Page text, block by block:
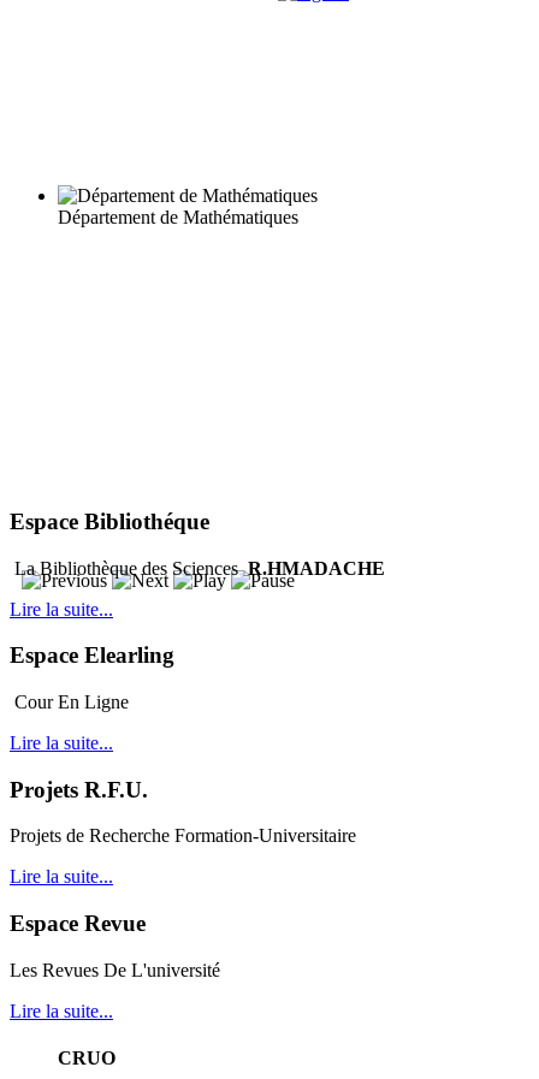
Département de Mathématiques
Espace Bibliothéque
La Bibliothèque des SciencesR.HMADACHE
Lire la suite...
Espace Elearling
Cour En Ligne
Lire la suite...
Projets R.F.U.
Projets de Recherche Formation-Universitaire
Lire la suite...
Espace Revue
Les Revues De L'université
Lire la suite...
CRUO